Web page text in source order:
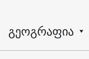
გეოგრაფია